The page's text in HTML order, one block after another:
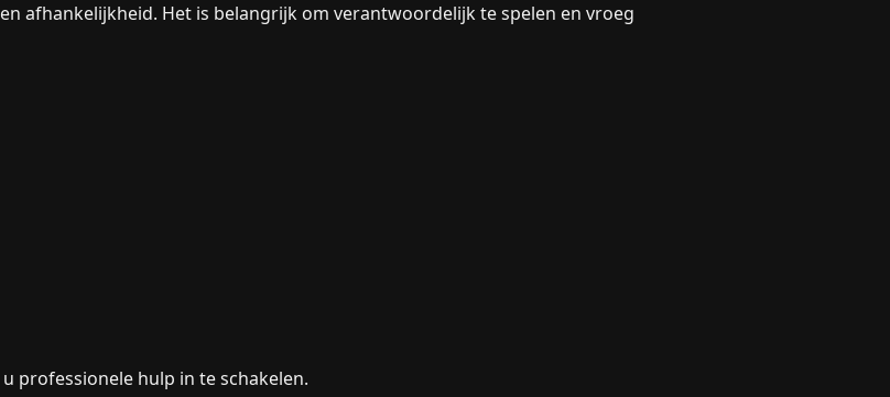
afhankelijkheid. Het is belangrijk om verantwoordelijk te spelen en vroeg
professionele hulp in te schakelen.